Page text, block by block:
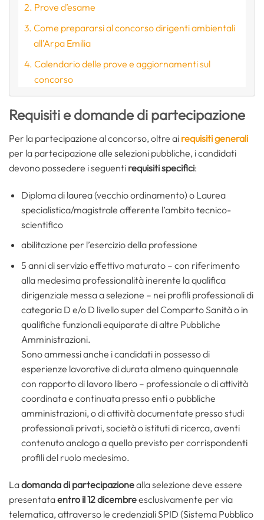
Prove d’esame
Come prepararsi al concorso dirigenti ambientali
all’Arpa Emilia
Calendario delle prove e aggiornamenti sul
concorso
Requisiti e domande di partecipazione
Per la partecipazione al concorso, oltre ai requisiti generali
per la partecipazione alle selezioni pubbliche, i candidati
devono possedere i seguenti requisiti specifici:
Diploma di laurea (vecchio ordinamento) o Laurea
specialistica/magistrale afferente l’ambito tecnico-
scientifico
abilitazione per l’esercizio della professione
5 anni di servizio effettivo maturato – con riferimento
alla medesima professionalità inerente la qualifica
dirigenziale messa a selezione – nei profili professionali di
categoria D e/o D livello super del Comparto Sanità o in
qualifiche funzionali equiparate di altre Pubbliche
Amministrazioni.
Sono ammessi anche i candidati in possesso di
esperienze lavorative di durata almeno quinquennale
con rapporto di lavoro libero – professionale o di attività
coordinata e continuata presso enti o pubbliche
amministrazioni, o di attività documentate presso studi
professionali privati, società o istituti di ricerca, aventi
contenuto analogo a quello previsto per corrispondenti
profili del ruolo medesimo.
Ladomanda di partecipazionealla selezione deve essere
presentataentro il 12 dicembreesclusivamente per via
telematica, attraverso le credenziali SPID (Sistema Pubblico